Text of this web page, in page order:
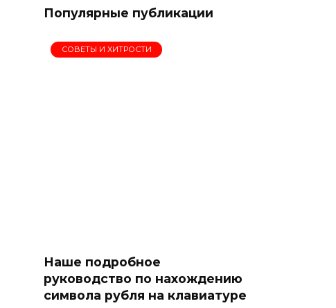
Популярные публикации
СОВЕТЫ И ХИТРОСТИ
Наше подробное
руководство по нахождению
символа рубля на клавиатуре